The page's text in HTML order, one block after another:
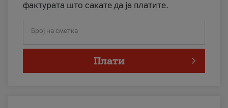
фактурата што сакате да ја платите.
Број на сметка
Плати